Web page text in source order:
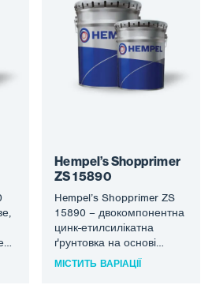
Hempel’s Shopprimer
ZS 15890
Hempel’s Shopprimer ZS
15890 – двокомпонентна
цинк-етилсилікатна
ґрунтовка на основі
розчинника, призначена
для автоматичного
МІСТИТЬ ВАРІАЦІЇ